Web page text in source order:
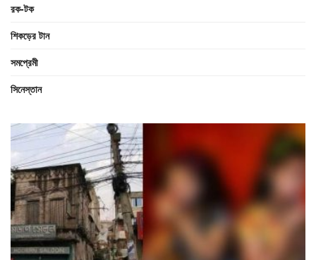
রক-টক
শিকড়ের টান
সমপ্রেমী
সিনেস্তান